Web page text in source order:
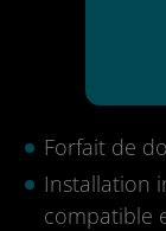
Forfait de
Installation
compatible